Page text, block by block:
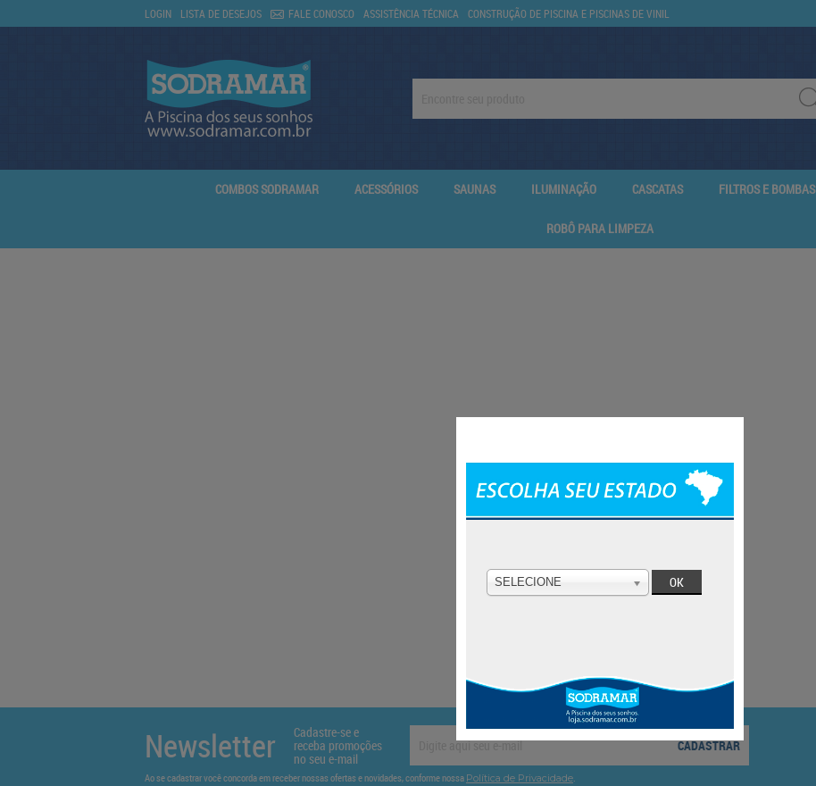
LOGIN LISTA DE DESEJOS FALE CONOSCO ASSISTÊNCIA TÉCNICA CONSTRUÇÃO DE PISCINA E PISCINAS DE VINIL
COMBOS SODRAMAR ACESSÓRIOS SAUNAS ILUMINAÇÃO CASCATAS FILTROS E BOMBAS
ROBÔ PARA LIMPEZA
Newsletter Cadastre-se e
receba promoções
no seu e-mail
CADASTRAR
Ao se cadastrar você concorda em receber nossas ofertas e novidades, conforme nossa Política de Privacidade.
SELECIONE